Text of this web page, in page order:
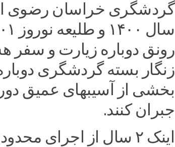
گردشگری خراسان رضوی
رونق دوباره زیارت و سفر
زنگار بسته گردشگری
بخشی از آسیبهای عمیق
جبران کنند.
اینک ۲ سال از اجرای